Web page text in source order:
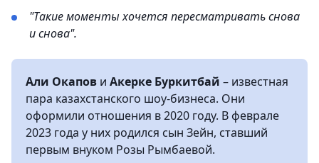
"Такие моменты хочется пересматривать снова
и снова".
Али Окапов и Акерке Буркитбай – известная
пара казахстанского шоу-бизнеса. Они
оформили отношения в 2020 году. В феврале
2023 года у них родился сын Зейн, ставший
первым внуком Розы Рымбаевой.